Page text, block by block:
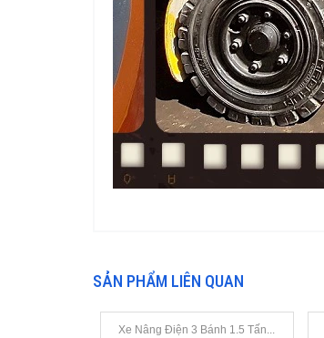
SẢN PHẨM LIÊN QUAN
Xe Nâng Điện 3 Bánh 1.5 Tấn...